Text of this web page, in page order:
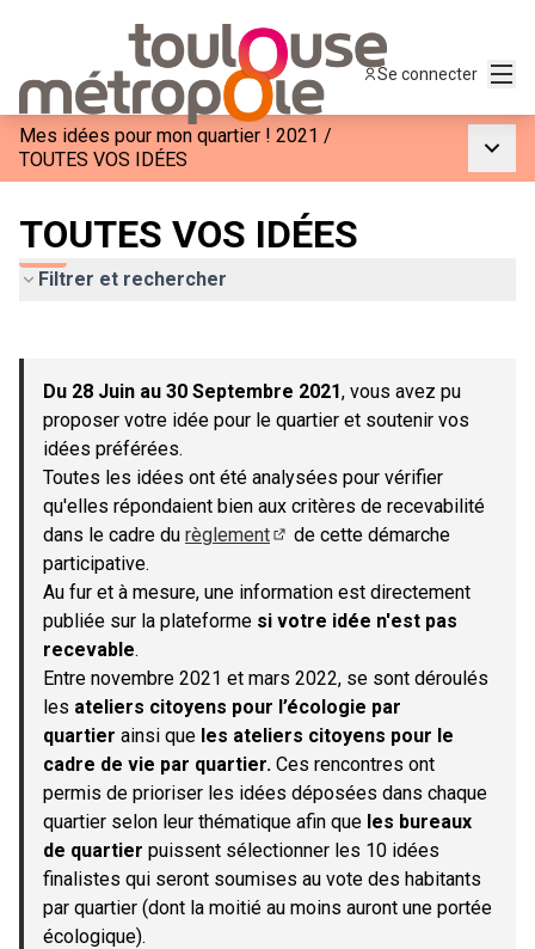
Se connecter
Mes idées pour mon quartier ! 2021 /
TOUTES VOS IDÉES
TOUTES VOS IDÉES
Filtrer et rechercher
−
Du 28 Juin au 30 Septembre 2021, vous avez pu
proposer votre idée pour le quartier et soutenir vos
idées préférées.
Toutes les idées ont été analysées pour vérifier
qu'elles répondaient bien aux critères de recevabilité
dans le cadre du règlement
de cette démarche
participative.
Au fur et à mesure, une information est directement
publiée sur la plateforme si votre idée n'est pas
recevable.
Entre novembre 2021 et mars 2022, se sont déroulés
les ateliers citoyens pour l’écologie par
quartier ainsi que les ateliers citoyens pour le
cadre de vie par quartier. Ces rencontres ont
permis de prioriser les idées déposées dans chaque
quartier selon leur thématique afin que les bureaux
de quartier puissent sélectionner les 10 idées
finalistes qui seront soumises au vote des habitants
par quartier (dont la moitié au moins auront une portée
écologique).